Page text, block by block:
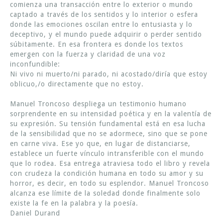
comienza una transacción entre lo exterior o mundo
captado a través de los sentidos y lo interior o esfera
donde las emociones oscilan entre lo entusiasta y lo
deceptivo, y el mundo puede adquirir o perder sentido
súbitamente. En esa frontera es donde los textos
emergen con la fuerza y claridad de una voz
inconfundible:
Ni vivo ni muerto/ni parado, ni acostado/diría que estoy
oblicuo,/o directamente que no estoy.
Manuel Troncoso despliega un testimonio humano
sorprendente en su intensidad poética y en la valentía de
su expresión. Su tensión fundamental está en esa lucha
de la sensibilidad que no se adormece, sino que se pone
en carne viva. Ese yo que, en lugar de distanciarse,
establece un fuerte vínculo intransferible con el mundo
que lo rodea. Esa entrega atraviesa todo el libro y revela
con crudeza la condición humana en todo su amor y su
horror, es decir, en todo su esplendor. Manuel Troncoso
alcanza ese límite de la soledad donde finalmente solo
existe la fe en la palabra y la poesía.
Daniel Durand